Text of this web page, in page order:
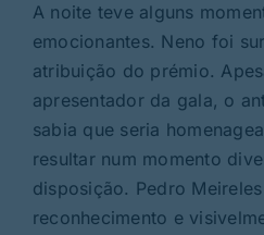
A noite teve alguns
emocionantes. Neno foi
atribuição do prémio.
apresentador da gala, o
sabia que seria
resultar num momento
disposição. Pedro
reconhecimento e